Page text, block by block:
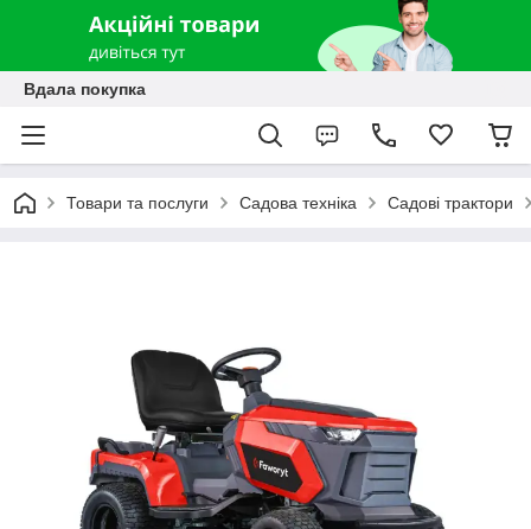
Вдала покупка
Товари та послуги Садова техніка Садові трактори